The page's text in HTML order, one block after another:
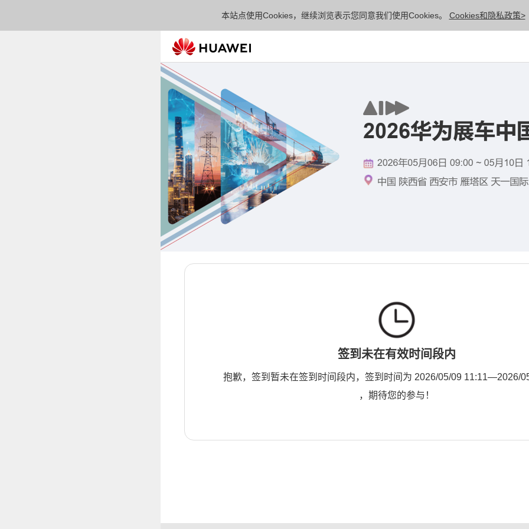
本站点使用Cookies，继续浏览表示您同意我们使用Cookies。 Cookies和隐私政策>
签到未在有效时间段内
抱歉，签到暂未在签到时间段内，签到时间为 2026/05/09 11:11—2026/
，期待您的参与！